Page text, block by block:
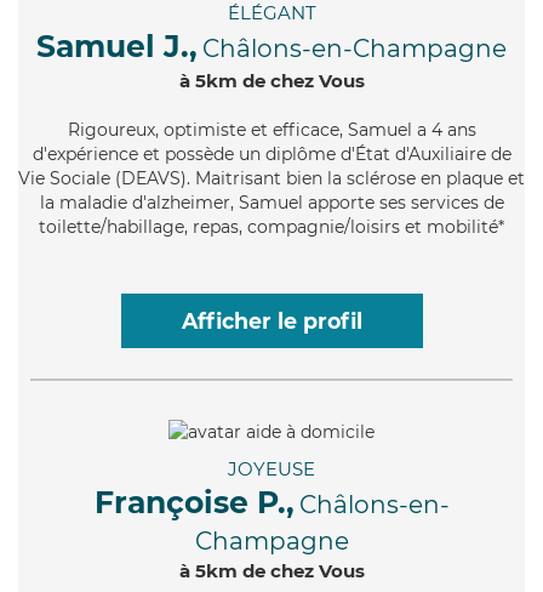
ÉLÉGANT
Samuel J., Châlons-en-Champagne
à 5km de chez Vous
Rigoureux, optimiste et efficace, Samuel a 4 ans
d'expérience et possède un diplôme d'État d'Auxiliaire de
Vie Sociale (DEAVS). Maitrisant bien la sclérose en plaque et
la maladie d'alzheimer, Samuel apporte ses services de
toilette/habillage, repas, compagnie/loisirs et mobilité*
Afficher le profil
JOYEUSE
Françoise P., Châlons-en-
Champagne
à 5km de chez Vous